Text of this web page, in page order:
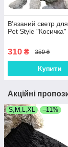
В'язаний светр
Pet Style "Косичка"
310 ₴ 350 ₴
Купити
Акційні
S,M,L,XL –11%